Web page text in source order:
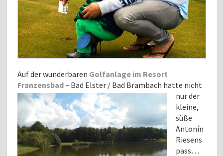
Auf der wunderbaren Golfanlage im Resort
Franzensbad– Bad Elster / Bad Brambach hatte nicht
nur der
kleine,
süße
Antonín
Riesens
pass…